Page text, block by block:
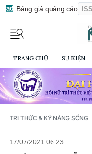
Bảng giá quảng cáo
TRANG CHỦ SỰ KIỆN
TRI THỨC & KỸ NĂNG SỐNG
17/07/2021 06:23